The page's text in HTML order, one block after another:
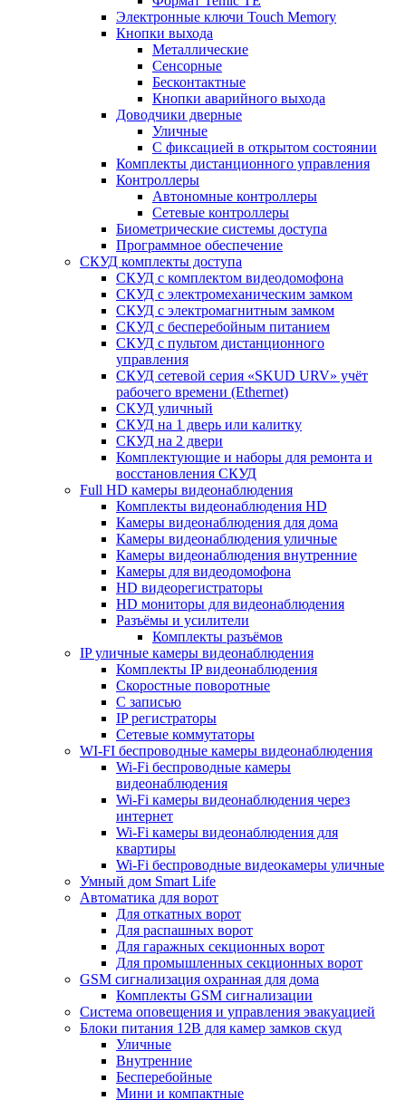
Электронные ключи Touch Memory
Кнопки выхода
Металлические
Сенсорные
Бесконтактные
Кнопки аварийного выхода
Доводчики дверные
Уличные
С фиксацией в открытом состоянии
Комплекты дистанционного управления
Контроллеры
Автономные контроллеры
Сетевые контроллеры
Биометрические системы доступа
Программное обеспечение
СКУД комплекты доступа
СКУД с комплектом видеодомофона
СКУД с электромеханическим замком
СКУД с электромагнитным замком
СКУД с бесперебойным питанием
СКУД с пультом дистанционного
управления
СКУД сетевой серия «SKUD URV» учёт
рабочего времени (Ethernet)
СКУД уличный
СКУД на 1 дверь или калитку
СКУД на 2 двери
Комплектующие и наборы для ремонта и
восстановления СКУД
Full HD камеры видеонаблюдения
Комплекты видеонаблюдения HD
Камеры видеонаблюдения для дома
Камеры видеонаблюдения уличные
Камеры видеонаблюдения внутренние
Камеры для видеодомофона
HD видеорегистраторы
HD мониторы для видеонаблюдения
Разъёмы и усилители
Комплекты разъёмов
IP уличные камеры видеонаблюдения
Комплекты IP видеонаблюдения
Скоростные поворотные
С записью
IP регистраторы
Сетевые коммутаторы
WI-FI беспроводные камеры видеонаблюдения
Wi-Fi беспроводные камеры
видеонаблюдения
Wi-Fi камеры видеонаблюдения через
интернет
Wi-Fi камеры видеонаблюдения для
квартиры
Wi-Fi беспроводные видеокамеры уличные
Умный дом Smart Life
Автоматика для ворот
Для откатных ворот
Для распашных ворот
Для гаражных секционных ворот
Для промышленных секционных ворот
GSM сигнализация охранная для дома
Комплекты GSM сигнализации
Cистема оповещения и управления эвакуацией
Блоки питания 12В для камер замков скуд
Уличные
Внутренние
Бесперебойные
Мини и компактные